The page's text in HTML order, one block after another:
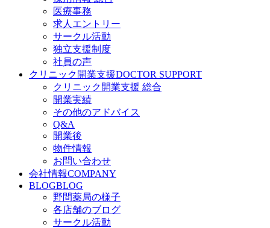
医療事務
求人エントリー
サークル活動
独立支援制度
社員の声
クリニック開業支援DOCTOR SUPPORT
クリニック開業支援 総合
開業実績
その他のアドバイス
Q&A
開業後
物件情報
お問い合わせ
会社情報COMPANY
BLOGBLOG
野間薬局の様子
各店舗のブログ
サークル活動